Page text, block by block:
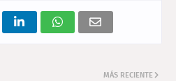
MÁS RECIENTE